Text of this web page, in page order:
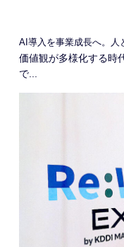
AI導入を事業成長へ。人
価値観が多様化する時
で...